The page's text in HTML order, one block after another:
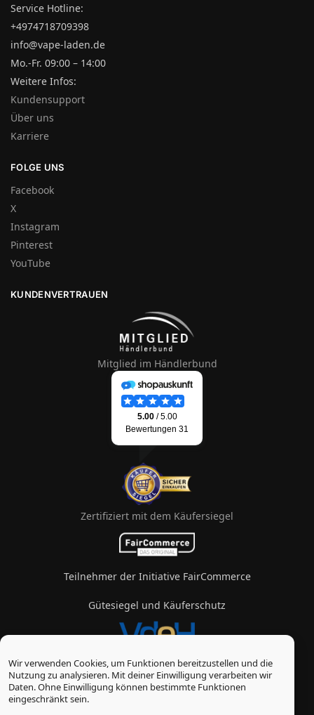
Wir verwenden Cookies, um Funktionen bereitzustellen und die
Nutzung zu analysieren. Mit deiner Einwilligung verarbeiten wir
Daten. Ohne Einwilligung können bestimmte Funktionen
eingeschränkt sein.
Service Hotline:
+4974718709398
info@vape-laden.de
Mo.-Fr. 09:00 – 14:00
Weitere Infos:
Kundensupport
Über uns
Karriere
FOLGE UNS
Facebook
X
Instagram
Pinterest
YouTube
KUNDENVERTRAUEN
Mitglied im Händlerbund
Zertifiziert mit dem Käufersiegel
Teilnehmer der Initiative FairCommerce
Gütesiegel und Käuferschutz
Mitglied im Verband des eZigarettenhandels
© Vape-Laden 2026